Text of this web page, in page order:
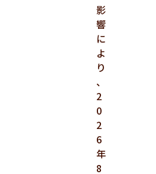
影
響
に
よ
り
、
2
0
2
6
年
8